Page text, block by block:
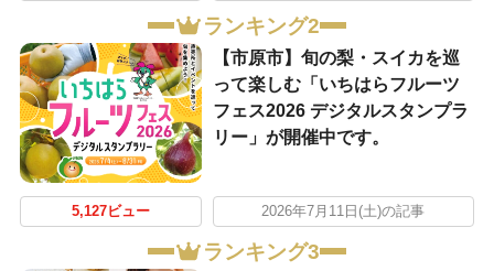
ランキング2
【市原市】旬の梨・スイカを巡
って楽しむ「いちはらフルーツ
フェス2026 デジタルスタンプラ
リー」が開催中です。
5,127ビュー 2026年7月11日(土)の記事
ランキング3